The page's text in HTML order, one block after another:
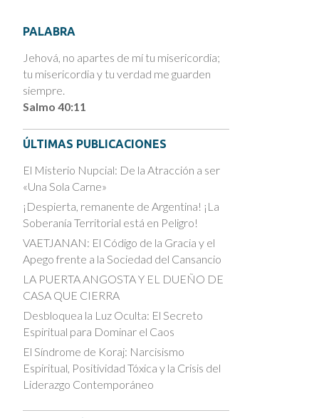
PALABRA
Jehová, no apartes de mí tu misericordia;
tu misericordia y tu verdad me guarden
siempre.
Salmo 40:11
ÚLTIMAS PUBLICACIONES
El Misterio Nupcial: De la Atracción a ser
«Una Sola Carne»
¡Despierta, remanente de Argentina! ¡La
Soberanía Territorial está en Peligro!
VAETJANAN: El Código de la Gracia y el
Apego frente a la Sociedad del Cansancio
LA PUERTA ANGOSTA Y EL DUEÑO DE
CASA QUE CIERRA
Desbloquea la Luz Oculta: El Secreto
Espiritual para Dominar el Caos
El Síndrome de Koraj: Narcisismo
Espiritual, Positividad Tóxica y la Crisis del
Liderazgo Contemporáneo